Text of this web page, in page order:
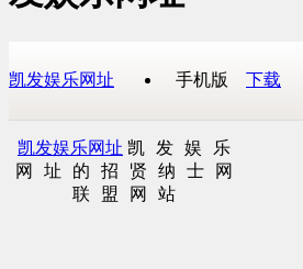
凯发娱乐网址 手机版 下载
凯发娱乐网址 凯发娱乐
网址的招贤纳士网
联盟网站